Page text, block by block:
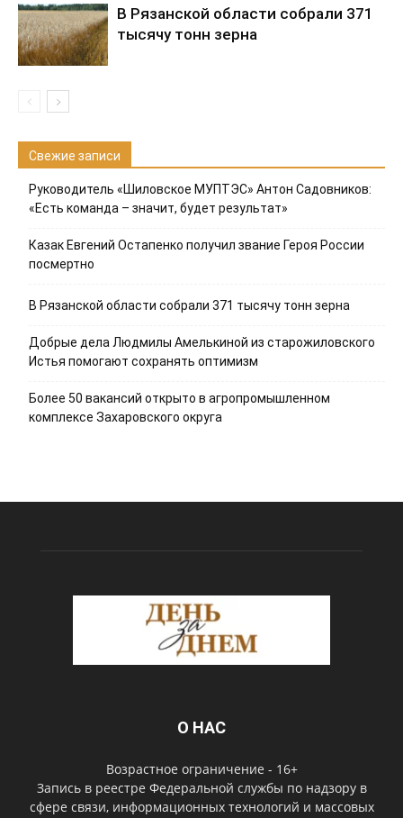
В Рязанской области собрали 371
тысячу тонн зерна
Свежие записи
Руководитель «Шиловское МУПТЭС» Антон Садовников:
«Есть команда – значит, будет результат»
Казак Евгений Остапенко получил звание Героя России
посмертно
В Рязанской области собрали 371 тысячу тонн зерна
Добрые дела Людмилы Амелькиной из старожиловского
Истья помогают сохранять оптимизм
Более 50 вакансий открыто в агропромышленном
комплексе Захаровского округа
О НАС
Возрастное ограничение - 16+
Запись в реестре Федеральной службы по надзору в
сфере связи, информационных технологий и массовых